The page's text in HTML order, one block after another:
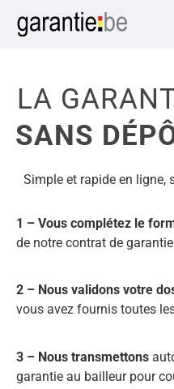
LA
SANS
Simple et rapide en ligne,
1 – Vous complétez le
de notre contrat de
2 – Nous validons votre
vous avez fournis toutes
3 – Nous transmettons
garantie au bailleur pour